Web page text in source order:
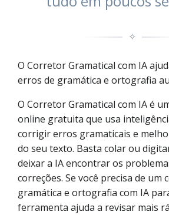
✧
O Corretor Gramatical com IA
erros de gramática e ortografia
O Corretor Gramatical com IA é
online gratuita que usa
corrigir erros gramaticais e
do seu texto. Basta colar ou
deixar a IA encontrar os
correções. Se você precisa de um
gramática e ortografia com IA
ferramenta ajuda a revisar mais